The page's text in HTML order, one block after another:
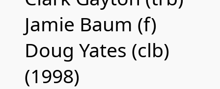
Jamie Baum (f)
Doug Yates (clb)
(1998)